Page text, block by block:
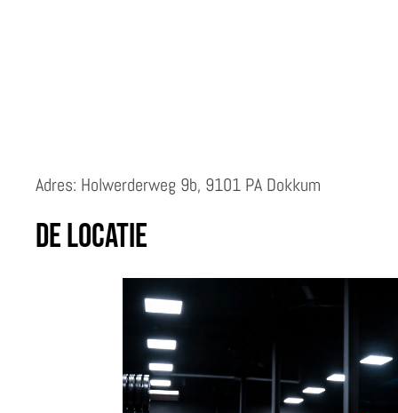
Adres: Holwerderweg 9b, 9101 PA Dokkum
De locatie